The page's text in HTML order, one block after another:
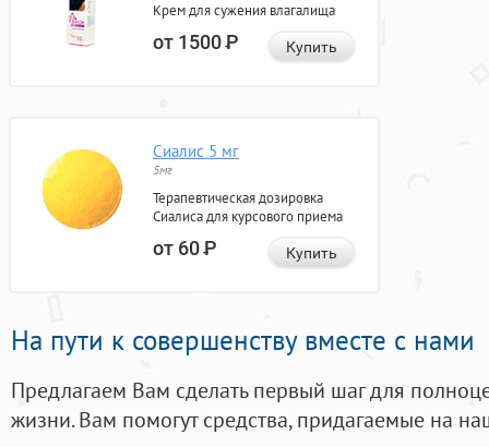
Крем для сужения влагалища
от 1500Р Купить
Сиалис 5 мг
5мг
Терапевтическая дозировка
Сиалиса для курсового приема
от 60Р Купить
На пути к совершенству вместе с нами
Предлагаем Вам сделать первый шаг для
жизни. Вам помогут средства, придагаемые на